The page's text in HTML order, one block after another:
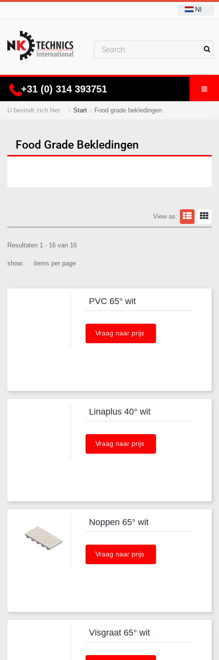
Nl
+31 (0) 314 393751
U bevindt zich hier: Start Food grade bekledingen
Food Grade Bekledingen
View as:
Resultaten 1 - 16 van 16
show: items per page
PVC 65° wit
Vraag naar prijs
Linaplus 40° wit
Vraag naar prijs
Noppen 65° wit
Vraag naar prijs
Visgraat 65° wit